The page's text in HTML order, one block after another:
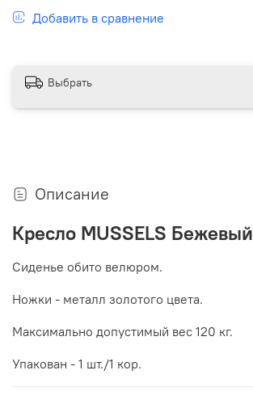
Добавить в сравнение
Выбрать
Описание
Кресло MUSSELS Бежевый
Сиденье обито велюром.
Ножки - металл золотого цвета.
Максимально допустимый вес 120 кг.
Упакован - 1 шт./1 кор.